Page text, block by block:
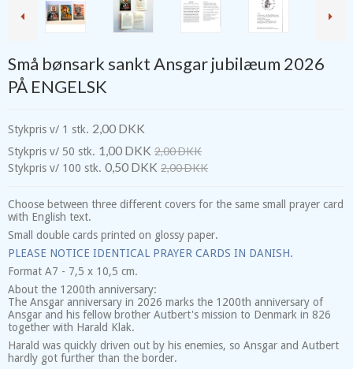
Små bønsark sankt Ansgar jubilæum 2026
PÅ ENGELSK
Stykpris v/ 1 stk. 2,00 DKK
Stykpris v/ 50 stk. 1,00 DKK 2,00 DKK
Stykpris v/ 100 stk. 0,50 DKK 2,00 DKK
Choose between three different covers for the same small prayer card
with English text.
Small double cards printed on glossy paper.
PLEASE NOTICE IDENTICAL PRAYER CARDS IN DANISH.
Format A7 - 7,5 x 10,5 cm.
About the 1200th anniversary:
The Ansgar anniversary in 2026 marks the 1200th anniversary of
Ansgar and his fellow brother Autbert's mission to Denmark in 826
together with Harald Klak.
Harald was quickly driven out by his enemies, so Ansgar and Autbert
hardly got further than the border.